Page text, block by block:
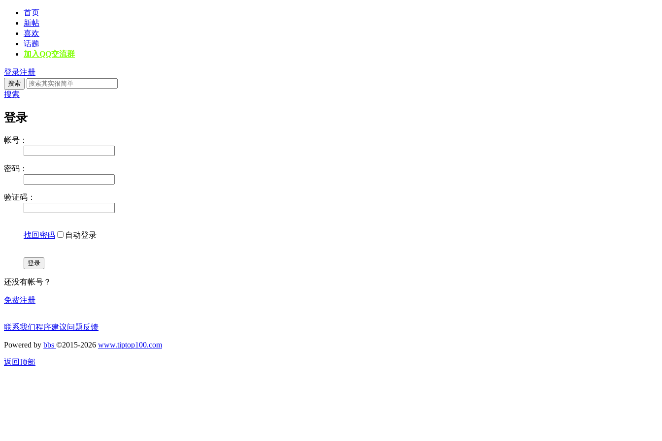
首页
新帖
喜欢
话题
加入QQ交流群
登录注册
搜索
搜索
登录
帐号：
密码：
验证码：
找回密码 自动登录
登录
还没有帐号？
免费注册
联系我们程序建议问题反馈
Powered by bbs ©2015-2026 www.tiptop100.com
返回顶部